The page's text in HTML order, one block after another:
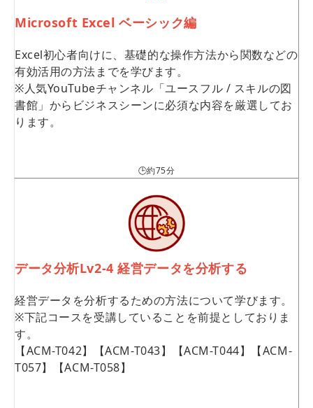
Microsoft Excel ベーシック編
Excel初心者向けに、基礎的な操作方法から関数などの
有効活用の方法までを学びます。
※人気YouTubeチャンネル「ユースフル / スキルの図
書館」からビジネスシーンに必須な内容を厳選してお
ります。
🕒約75分
データ分析Lv2-4 経営データを分析する
経営データを分析するための方法について学びます。
※下記コースを受講していることを前提としておりま
す。
【ACM-T042】【ACM-T043】【ACM-T044】【ACM-
T057】【ACM-T058】